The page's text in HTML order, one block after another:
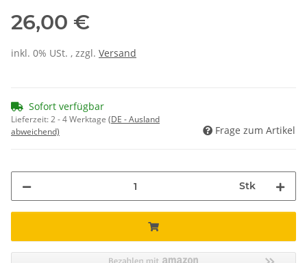
26,00 €
inkl. 0% USt. , zzgl. Versand
Sofort verfügbar
Lieferzeit:2 - 4 Werktage (DE - Ausland
abweichend)
Frage zum Artikel
Stk